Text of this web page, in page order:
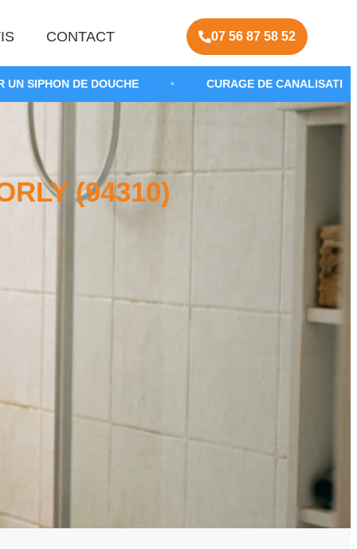
CONTACT 07 56 87 58 52
• CURAGE DE CANALISATION SALLE DE BAIN
(94310)